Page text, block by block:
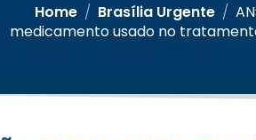
Home / Brasília Urgente /
medicamento usado no